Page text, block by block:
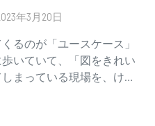
年3月20日
るのが「ユースケース」
いていて、「図をきれい
まっている現場を、けっ